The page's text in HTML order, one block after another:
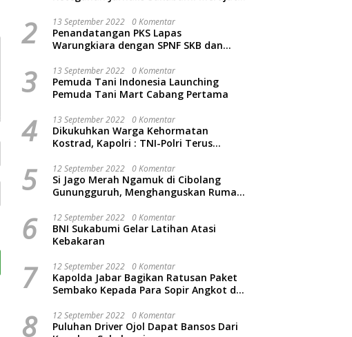
2 13 September 2022 0 Komentar
Penandatangan PKS Lapas
Warungkiara dengan SPNF SKB dan
3 13 September 2022 0 Komentar
Pemuda Tani Indonesia Launching
Pemuda Tani Mart Cabang Pertama
4 13 September 2022 0 Komentar
Dikukuhkan Warga Kehormatan
Kostrad, Kapolri : TNI-Polri Terus
Rakyat Indonesia
5 12 September 2022 0 Komentar
Si Jago Merah Ngamuk di Cibolang
Gunungguruh, Menghanguskan Rumah
6 12 September 2022 0 Komentar
BNI Sukabumi Gelar Latihan Atasi
Kebakaran
7 12 September 2022 0 Komentar
Kapolda Jabar Bagikan Ratusan Paket
Sembako Kepada Para Sopir Angkot di
8 12 September 2022 0 Komentar
Puluhan Driver Ojol Dapat Bansos Dari